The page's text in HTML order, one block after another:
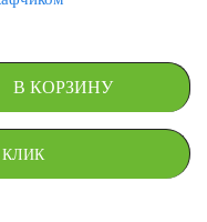
В КОРЗИНУ